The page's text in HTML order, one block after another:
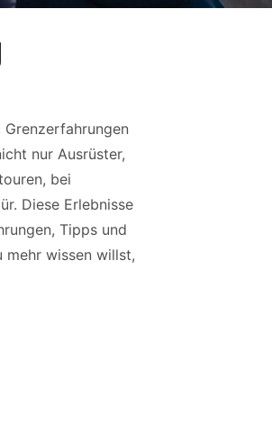
nur Ausrüster,
bei
Diese Erlebnisse
Tipps und
mehr wissen willst,